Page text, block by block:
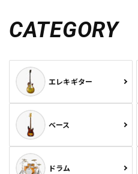
CATEGORY
エレキギター
ベース
ドラム